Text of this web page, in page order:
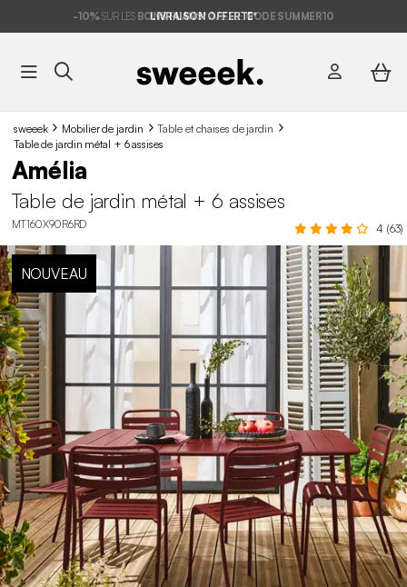
-10%SUR LES BONS PLANS*AVEC LECODE SUMMER10
LIVRAISON OFFERTE*
sweeek Mobilier de jardin
Table et chaises de jardin
Table de jardin métal + 6 assises
Amélia
Table de jardin métal + 6 assises
MT160X90R6RD 4 (63)
NOUVEAU